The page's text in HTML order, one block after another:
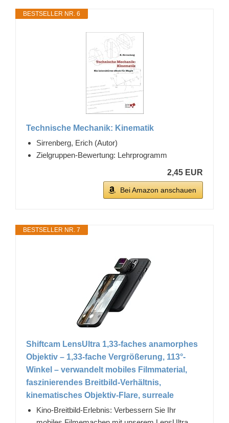
BESTSELLER NR. 6
Technische Mechanik: Kinematik
Sirrenberg, Erich (Autor)
Zielgruppen-Bewertung: Lehrprogramm
2,45 EUR
Bei Amazon anschauen
BESTSELLER NR. 7
Shiftcam LensUltra 1,33-faches anamorphes
Objektiv – 1,33-fache Vergrößerung, 113°-
Winkel – verwandelt mobiles Filmmaterial,
faszinierendes Breitbild-Verhältnis,
kinematisches Objektiv-Flare, surreale
Kino-Breitbild-Erlebnis: Verbessern Sie Ihr